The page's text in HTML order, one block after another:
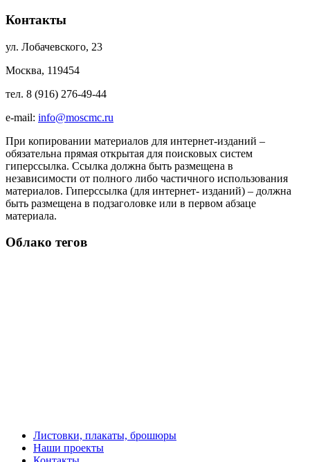
Контакты
ул. Лобачевского, 23
Москва, 119454
тел. 8 (916) 276-49-44
e-mail: info@moscmc.ru
При копировании материалов для интернет-изданий –
обязательна прямая открытая для поисковых систем
гиперссылка. Ссылка должна быть размещена в
независимости от полного либо частичного использования
материалов. Гиперссылка (для интернет- изданий) – должна
быть размещена в подзаголовке или в первом абзаце
материала.
Облако тегов
Листовки, плакаты, брошюры
Наши проекты